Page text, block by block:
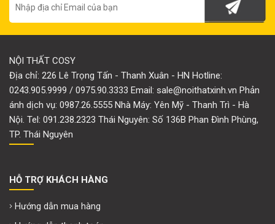
NỘI THẤT COSY
Địa chỉ: 226 Lê Trọng Tấn - Thanh Xuân - HN Hotline:
0243.905.9999 / 0975.90.3333 Email: sale@noithatxinh.vn Phản
ánh dịch vụ: 0987.26.5555 Nhà Máy: Yên Mỹ - Thanh Trì - Hà
Nội. Tel: 091.238.2323 Thái Nguyên: Số 136B Phan Đình Phùng,
TP. Thái Nguyên
HỖ TRỢ KHÁCH HÀNG
Hướng dẫn mua hàng